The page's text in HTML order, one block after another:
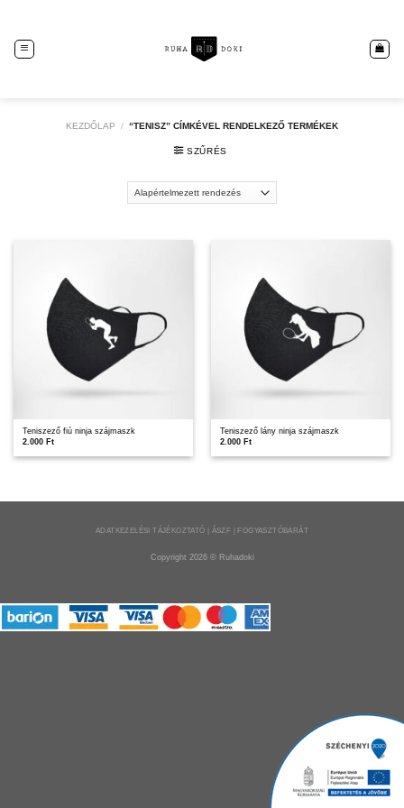
KEZDŐLAP / “TENISZ” CÍMKÉVEL RENDELKEZŐ TERMÉKEK
SZŰRÉS
Teniszező fiú ninja szájmaszk
2.000 Ft
Teniszező lány ninja szájmaszk
2.000 Ft
ADATKEZELÉSI TÁJÉKOZTATÓ | ÁSZF | FOGYASZTÓBARÁT
Copyright 2026 © Ruhadoki